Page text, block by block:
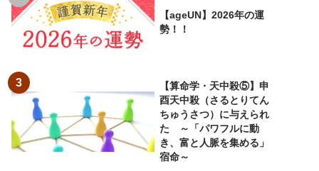
【ageUN】2026年の運
勢！！
【算命学・天中殺⑤】申
酉天中殺（さるとりてん
ちゅうさつ）に与えられ
た ～「パワフルに動
き、富と人脈を集める」
宿命～